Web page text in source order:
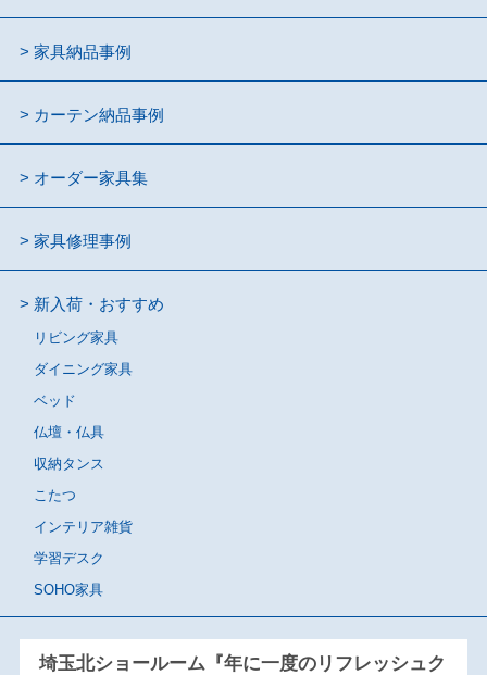
埼玉北ショールーム『年に一度のリフレッシュク
家具納品事例
カーテン納品事例
オーダー家具集
家具修理事例
新入荷・おすすめ
リビング家具
ダイニング家具
ベッド
仏壇・仏具
収納タンス
こたつ
インテリア雑貨
学習デスク
SOHO家具